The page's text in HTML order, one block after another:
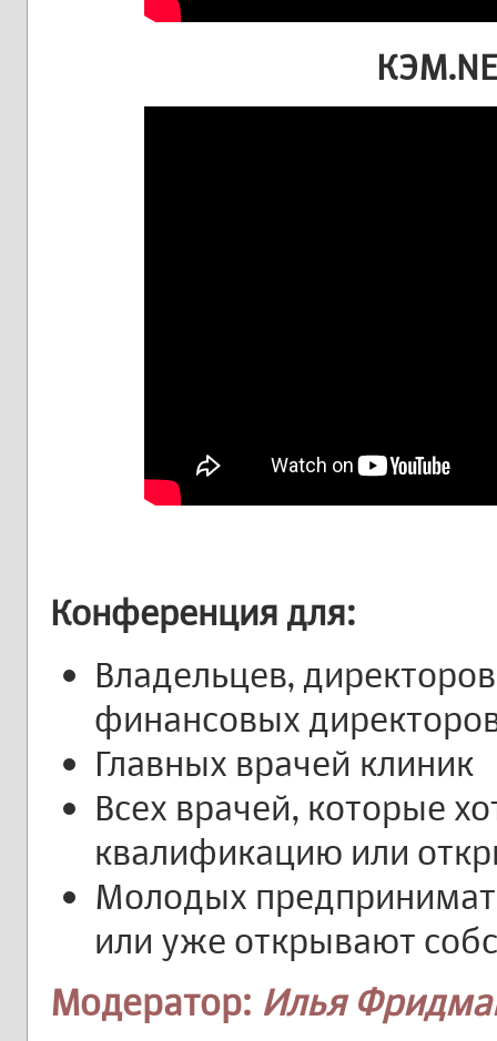
Конференция для:
Владельцев,
финансовых
Главных врачей клиник
Всех врачей, которые
квалификацию или
Молодых
или уже открывают
Модератор: Илья